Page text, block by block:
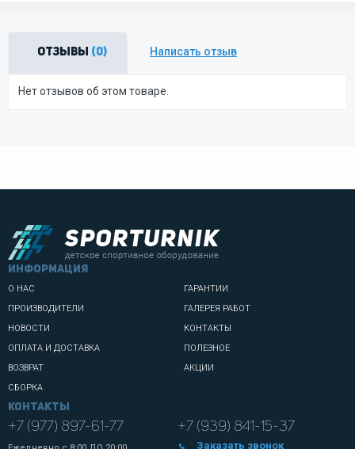
Отзывы (0) Написать отзыв
Нет отзывов об этом товаре.
информация
О НАС
ПРОИЗВОДИТЕЛИ
НОВОСТИ
ОПЛАТА И ДОСТАВКА
ВОЗВРАТ
СБОРКА
ГАРАНТИИ
ГАЛЕРЕЯ РАБОТ
КОНТАКТЫ
ПОЛЕЗНОЕ
АКЦИИ
Контакты
+7 (977) 897-61-77 +7 (939) 841-15-37
Заказать звонок